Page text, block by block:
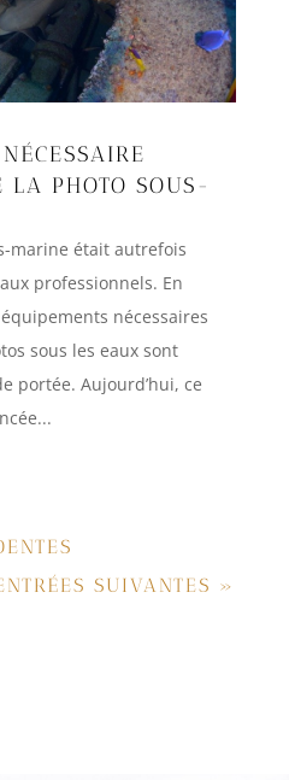
LA PHOTO SOUS-
marine était autrefois
professionnels. En
nécessaires
sous les eaux sont
portée. Aujourd’hui, ce
SUIVANTES »